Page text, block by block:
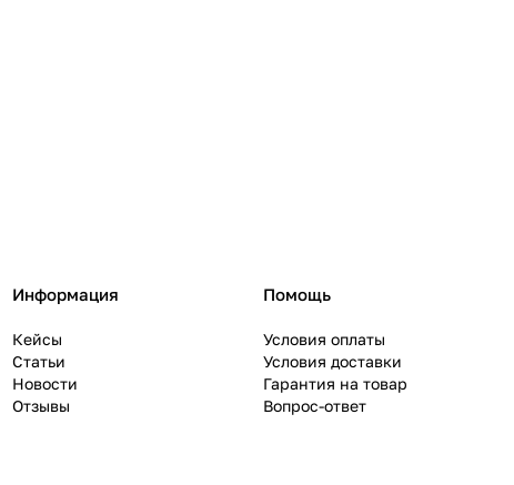
Информация
Кейсы
Статьи
Новости
Отзывы
Помощь
Условия оплаты
Условия доставки
Гарантия на товар
Вопрос-ответ